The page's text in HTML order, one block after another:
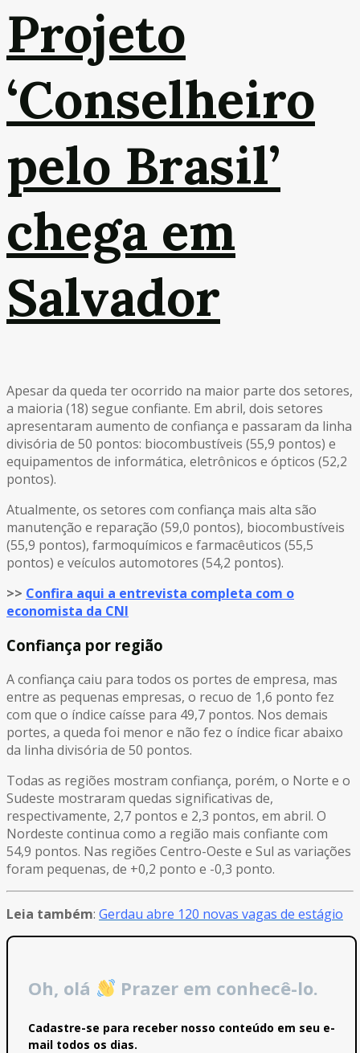
Projeto
‘Conselheiro
pelo Brasil’
chega em
Salvador
Apesar da queda ter ocorrido na maior parte dos setores,
a maioria (18) segue confiante. Em abril, dois setores
apresentaram aumento de confiança e passaram da linha
divisória de 50 pontos: biocombustíveis (55,9 pontos) e
equipamentos de informática, eletrônicos e ópticos (52,2
pontos).
Atualmente, os setores com confiança mais alta são
manutenção e reparação (59,0 pontos), biocombustíveis
(55,9 pontos), farmoquímicos e farmacêuticos (55,5
pontos) e veículos automotores (54,2 pontos).
>> Confira aqui a entrevista completa com o
economista da CNI
Confiança por região
A confiança caiu para todos os portes de empresa, mas
entre as pequenas empresas, o recuo de 1,6 ponto fez
com que o índice caísse para 49,7 pontos. Nos demais
portes, a queda foi menor e não fez o índice ficar abaixo
da linha divisória de 50 pontos.
Todas as regiões mostram confiança, porém, o Norte e o
Sudeste mostraram quedas significativas de,
respectivamente, 2,7 pontos e 2,3 pontos, em abril. O
Nordeste continua como a região mais confiante com
54,9 pontos. Nas regiões Centro-Oeste e Sul as variações
foram pequenas, de +0,2 ponto e -0,3 ponto.
Leia também: Gerdau abre 120 novas vagas de estágio
Oh, olá Prazer em conhecê-lo.
Cadastre-se para receber nosso conteúdo em seu e-
mail todos os dias.